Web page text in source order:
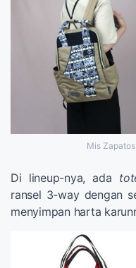
Mis
Di lineup-nya, ada
ransel 3-way dengan
menyimpan harta